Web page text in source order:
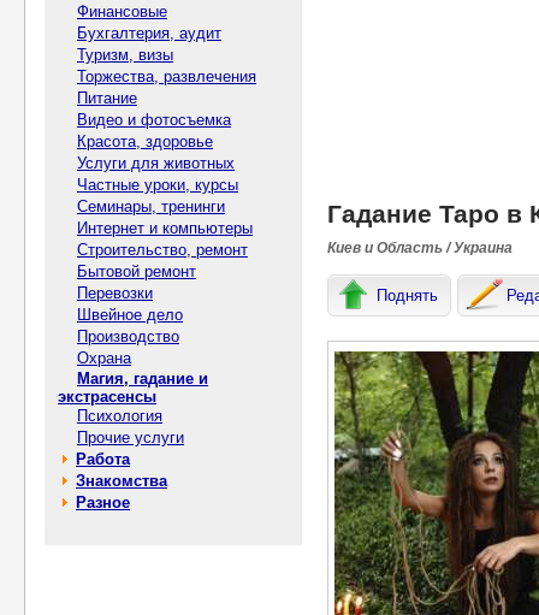
Финансовые
Бухгалтерия, аудит
Туризм, визы
Торжества, развлечения
Питание
Видео и фотосъемка
Красота, здоровье
Услуги для животных
Частные уроки, курсы
Семинары, тренинги
Интернет и компьютеры
Строительство, ремонт
Бытовой ремонт
Перевозки
Швейное дело
Производство
Охрана
Магия, гадание и
экстрасенсы
Психология
Прочие услуги
Работа
Знакомства
Разное
Гадание Таро в
Киев и Область / Украина
Поднять